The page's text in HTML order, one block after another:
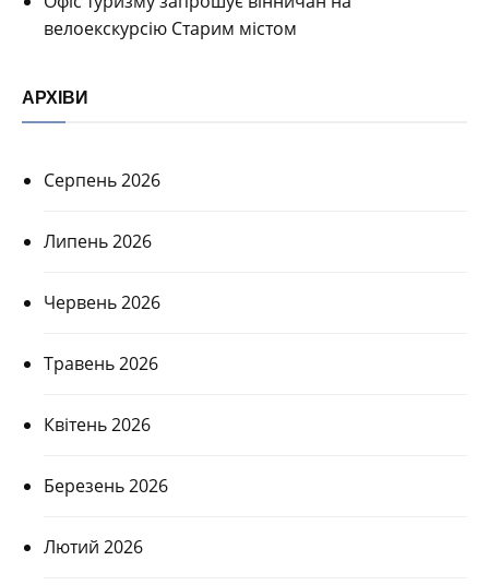
велоекскурсію Старим містом
АРХІВИ
Серпень 2026
Липень 2026
Червень 2026
Травень 2026
Квітень 2026
Березень 2026
Лютий 2026